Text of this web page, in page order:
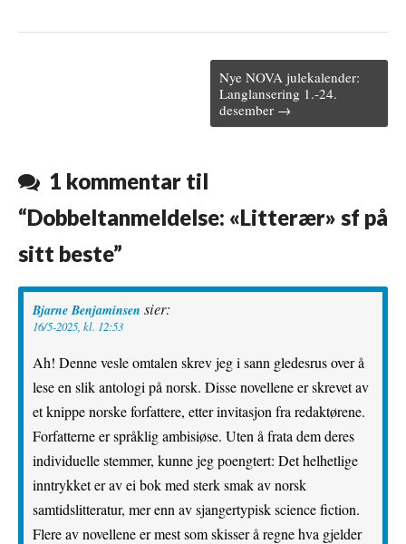
o
k
r
e
s
Nye NOVA julekalender:
Langlansering 1.-24.
desember →
1 kommentar til
“Dobbeltanmeldelse: «Litterær» sf på
sitt beste”
Bjarne Benjaminsen sier:
16/5-2025, kl. 12:53
Ah! Denne vesle omtalen skrev jeg i sann gledesrus over å
lese en slik antologi på norsk. Disse novellene er skrevet av
et knippe norske forfattere, etter invitasjon fra redaktørene.
Forfatterne er språklig ambisiøse. Uten å frata dem deres
individuelle stemmer, kunne jeg poengtert: Det helhetlige
inntrykket er av ei bok med sterk smak av norsk
samtidslitteratur, mer enn av sjangertypisk science fiction.
Flere av novellene er mest som skisser å regne hva gjelder